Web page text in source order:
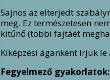
Sajnos az elterjedt
meg. Ez természetesen
kitűnő (többi fajtáét
Kiképzési áganként írjuk le
Fegyelmező gyakorlatok: